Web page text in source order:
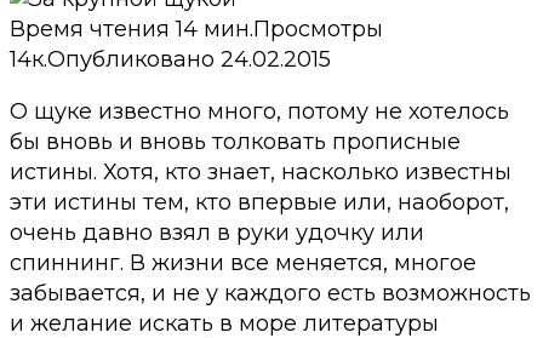
Время чтения 14 мин.Просмотры
14к.Опубликовано 24.02.2015
О щуке известно много, потому не хотелось
бы вновь и вновь толковать прописные
истины. Хотя, кто знает, насколько известны
эти истины тем, кто впервые или, наоборот,
очень давно взял в руки удочку или
спиннинг. В жизни все меняется, многое
забывается, и не у каждого есть возможность
и желание искать в море литературы